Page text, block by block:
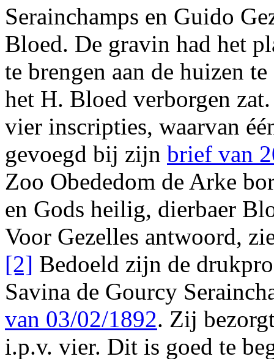
Serainchamps en Guido
Bloed. De gravin had het
te brengen aan de huizen
het H. Bloed verborgen
vier inscripties, waarvan
gevoegd bij zijn brief van
Zoo Obededom de Arke
en Gods heilig, dierbaer
Voor Gezelles antwoord,
[2] Bedoeld zijn de
Savina de Gourcy
van 03/02/1892. Zij
i.p.v. vier. Dit is goed te